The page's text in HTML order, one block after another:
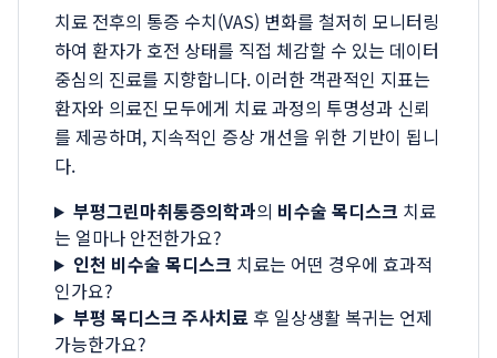
치료 전후의 통증 수치(VAS) 변화를 철저히 모니터링
하여 환자가 호전 상태를 직접 체감할 수 있는 데이터
중심의 진료를 지향합니다. 이러한 객관적인 지표는
환자와 의료진 모두에게 치료 과정의 투명성과 신뢰
를 제공하며, 지속적인 증상 개선을 위한 기반이 됩니
다.
부평그린마취통증의학과의 비수술 목디스크 치료
는 얼마나 안전한가요?
인천 비수술 목디스크 치료는 어떤 경우에 효과적
인가요?
부평 목디스크 주사치료후 일상생활 복귀는 언제
가능한가요?